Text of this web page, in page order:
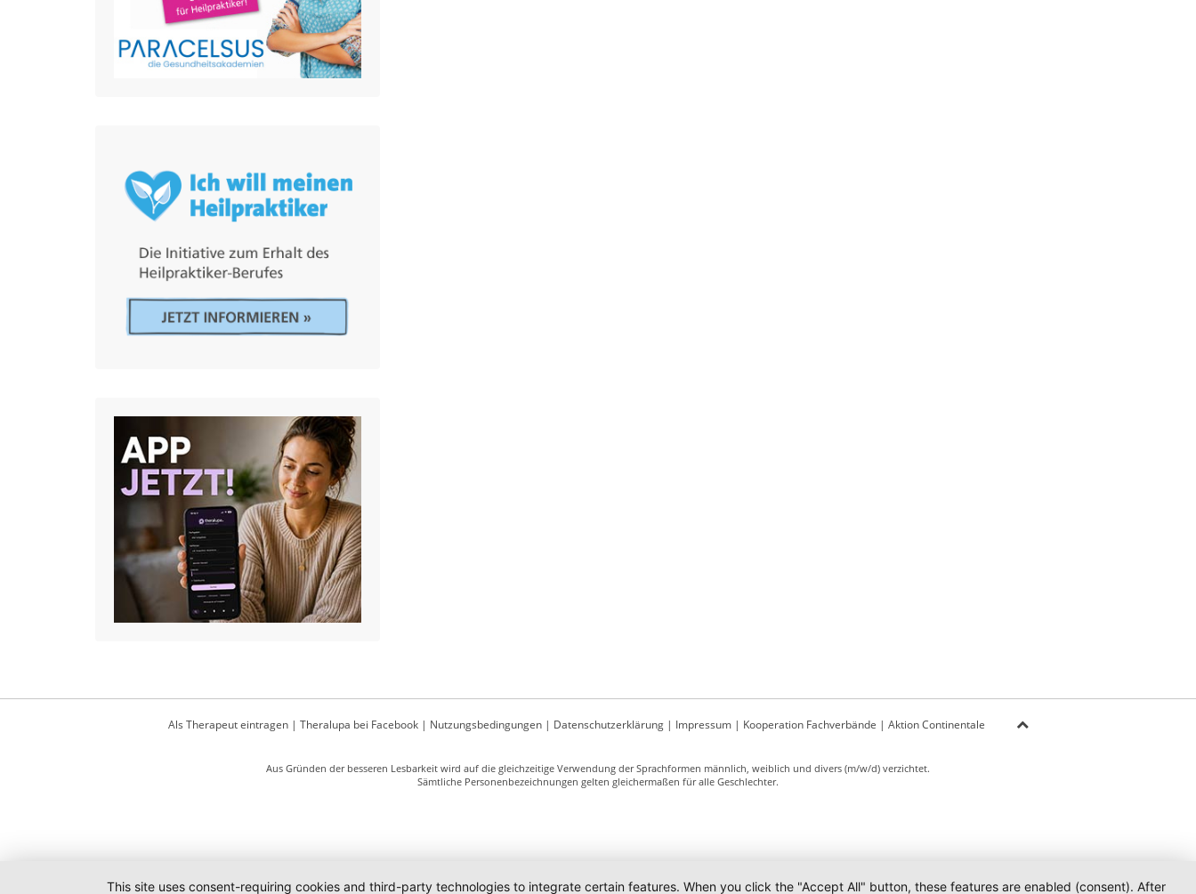
Als Therapeut eintragen| Theralupa bei Facebook| Nutzungsbedingungen| Datenschutzerklärung| Impressum| Kooperation Fachverbände | Aktion Continentale
Aus Gründen der besseren Lesbarkeit wird auf die gleichzeitige Verwendung der Sprachformen männlich, weiblich und divers (m/w/d) verzichtet.
Sämtliche Personenbezeichnungen gelten gleichermaßen für alle Geschlechter.
This site uses consent-requiring cookies and third-party technologies to integrate certain features. When you click the "Accept All" button, these features are enabled (consent). After